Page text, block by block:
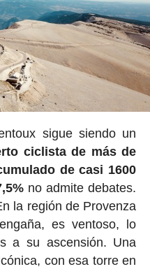
sigue siendo un
ciclista de más de
de casi 1600
no admite debates.
la región de Provenza
es ventoso, lo
a su ascensión. Una
con esa torre en